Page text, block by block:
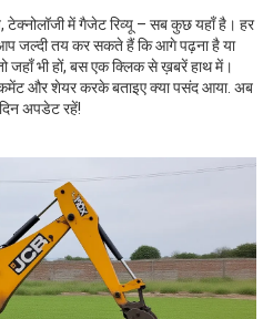
टेक्नोलॉजी में गैजेट रिव्यू – सब कुछ यहाँ है। हर
आप जल्दी तय कर सकते हैं कि आगे पढ़ना है या
जहाँ भी हों, बस एक क्लिक से ख़बरें हाथ में।
कमेंट और शेयर करके बताइए क्या पसंद आया. अब
अपडेट रहें!